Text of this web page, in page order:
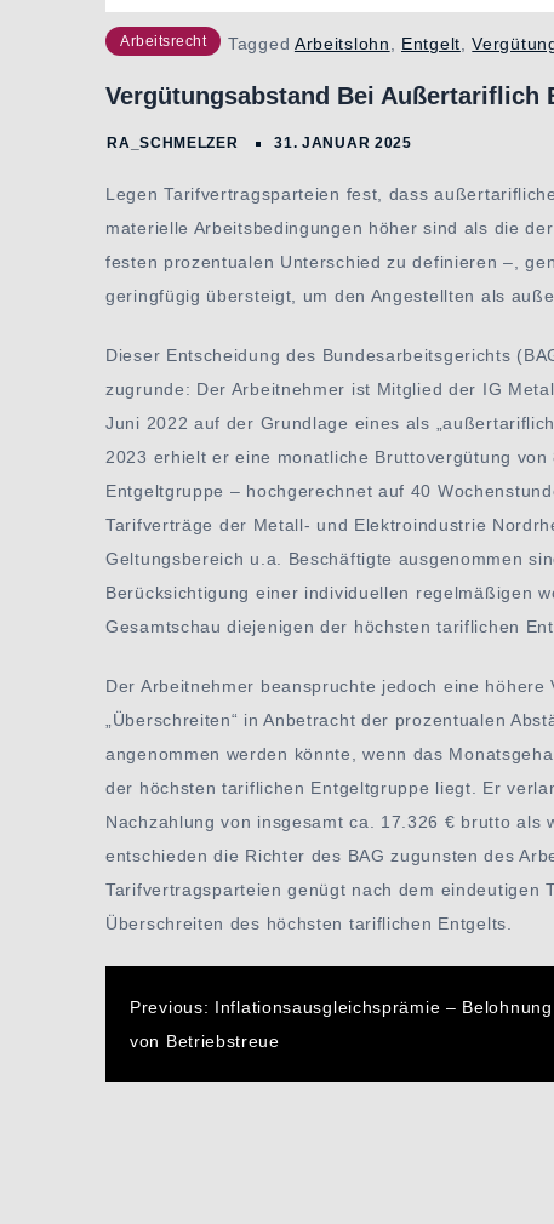
Arbeitsrecht Tagged Arbeitslohn Entgelt ,
Vergütungsabstand Bei Außertariflich
Legen Tarifvertragsparteien fest, dass
materielle Arbeitsbedingungen höher sind als die
festen prozentualen Unterschied zu definieren –,
geringfügig übersteigt, um den Angestellten als
Dieser Entscheidung des Bundesarbeitsgerichts
zugrunde: Der Arbeitnehmer ist Mitglied der IG
Juni 2022 auf der Grundlage eines als
2023 erhielt er eine monatliche Bruttovergütung
Entgeltgruppe – hochgerechnet auf 40
Tarifverträge der Metall- und Elektroindustrie
Geltungsbereich u.a. Beschäftigte ausgenommen
Berücksichtigung einer individuellen regelmäßigen
Gesamtschau diejenigen der höchsten tariflichen
Der Arbeitnehmer beanspruchte jedoch eine
„Überschreiten“ in Anbetracht der prozentualen
angenommen werden könnte, wenn das
der höchsten tariflichen Entgeltgruppe liegt. Er
Nachzahlung von insgesamt ca. 17.326 € brutto als
entschieden die Richter des BAG zugunsten des
Tarifvertragsparteien genügt nach dem eindeutigen
Überschreiten des höchsten tariflichen Entgelts.
Beitragsnavigation
Previous: Inflationsausgleichsprämie – Belohnung
von Betriebstreue